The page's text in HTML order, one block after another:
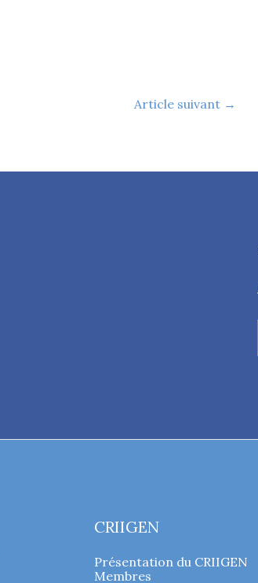
Article suivant →
CRIIGEN
Présentation du CRIIGEN
Membres